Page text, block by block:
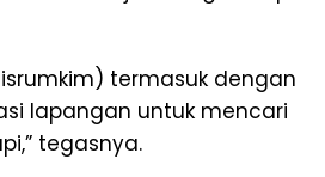
termasuk dengan
lapangan untuk mencari
tegasnya.